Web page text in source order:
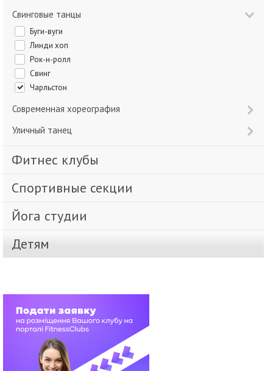
Свинговые танцы
Буги-вуги
Линди хоп
Рок-н-ролл
Свинг
Чарльстон
Современная хореография
Уличный танец
Фитнес клубы
Спортивные секции
Йога студии
Детям